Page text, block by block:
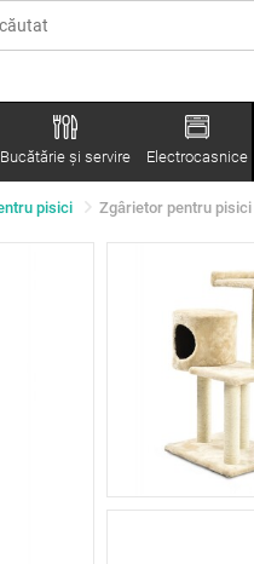
Bucătărie și servire Electrocasnice
pisici Zgârietor pentru pisici